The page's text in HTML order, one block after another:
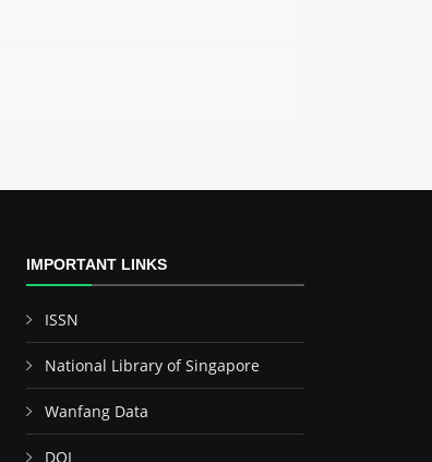
IMPORTANT LINKS
ISSN
National Library of Singapore
Wanfang Data
DOI